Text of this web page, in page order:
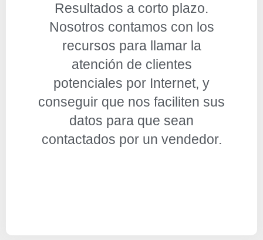
Resultados a corto plazo.
Nosotros contamos con los
recursos para llamar la
atención de clientes
potenciales por Internet, y
conseguir que nos faciliten sus
datos para que sean
contactados por un vendedor.